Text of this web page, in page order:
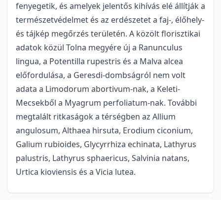
fenyegetik, és amelyek jelentős kihívás elé állítják a
természetvédelmet és az erdészetet a faj-, élőhely-
és tájkép megőrzés területén. A közölt florisztikai
adatok közül Tolna megyére új a Ranunculus
lingua, a Potentilla rupestris és a Malva alcea
előfordulása, a Geresdi-dombságról nem volt
adata a Limodorum abortivum-nak, a Keleti-
Mecsekből a Myagrum perfoliatum-nak. További
megtalált ritkaságok a térségben az Allium
angulosum, Althaea hirsuta, Erodium ciconium,
Galium rubioides, Glycyrrhiza echinata, Lathyrus
palustris, Lathyrus sphaericus, Salvinia natans,
Urtica kioviensis és a Vicia lutea.